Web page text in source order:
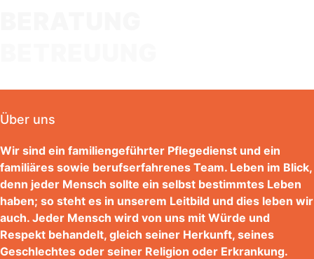
Über uns
Wir sind ein familiengeführter Pflegedienst und ein
familiäres sowie berufserfahrenes Team. Leben im Blick,
denn jeder Mensch sollte ein selbst bestimmtes Leben
haben; so steht es in unserem Leitbild und dies leben wir
auch. Jeder Mensch wird von uns mit Würde und
Respekt behandelt, gleich seiner Herkunft, seines
Geschlechtes oder seiner Religion oder Erkrankung.